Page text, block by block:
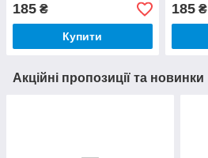
185 ₴
Купити
185₴
Акційні пропозиції та новинки